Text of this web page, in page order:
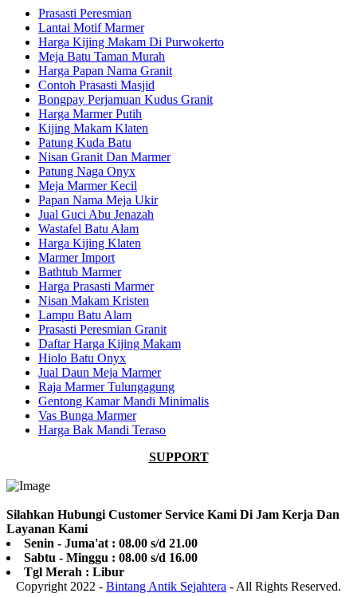
Prasasti Peresmian
Lantai Motif Marmer
Harga Kijing Makam Di Purwokerto
Meja Batu Taman Murah
Harga Papan Nama Granit
Contoh Prasasti Masjid
Bongpay Perjamuan Kudus Granit
Harga Marmer Putih
Kijing Makam Klaten
Patung Kuda Batu
Nisan Granit Dan Marmer
Patung Naga Onyx
Meja Marmer Kecil
Papan Nama Meja Ukir
Jual Guci Abu Jenazah
Wastafel Batu Alam
Harga Kijing Klaten
Marmer Import
Bathtub Marmer
Harga Prasasti Marmer
Nisan Makam Kristen
Lampu Batu Alam
Prasasti Peresmian Granit
Daftar Harga Kijing Makam
Hiolo Batu Onyx
Jual Daun Meja Marmer
Raja Marmer Tulungagung
Gentong Kamar Mandi Minimalis
Vas Bunga Marmer
Harga Bak Mandi Teraso
SUPPORT
Silahkan Hubungi Customer Service Kami Di Jam Kerja Dan
Layanan Kami
Senin - Juma'at : 08.00 s/d 21.00
Sabtu - Minggu : 08.00 s/d 16.00
Tgl Merah : Libur
Copyright 2022 - Bintang Antik Sejahtera - All Rights Reserved.